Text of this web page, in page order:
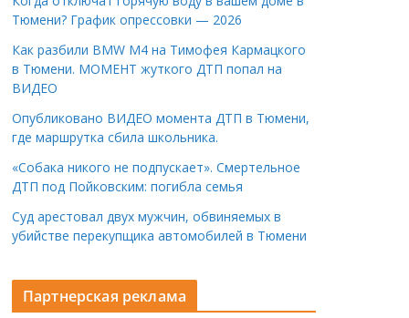
Тюмени? График опрессовки — 2026
Как разбили BMW M4 на Тимофея Кармацкого
в Тюмени. МОМЕНТ жуткого ДТП попал на
ВИДЕО
Опубликовано ВИДЕО момента ДТП в Тюмени,
где маршрутка сбила школьника.
«Собака никого не подпускает». Смертельное
ДТП под Пойковским: погибла семья
Суд арестовал двух мужчин, обвиняемых в
убийстве перекупщика автомобилей в Тюмени
Партнерская реклама